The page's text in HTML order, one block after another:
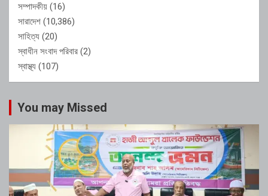
সম্পাদকীয় (16)
সারাদেশ (10,386)
সাহিত্য (20)
স্বাধীন সংবাদ পরিবার (2)
স্বাস্থ্য (107)
You may Missed